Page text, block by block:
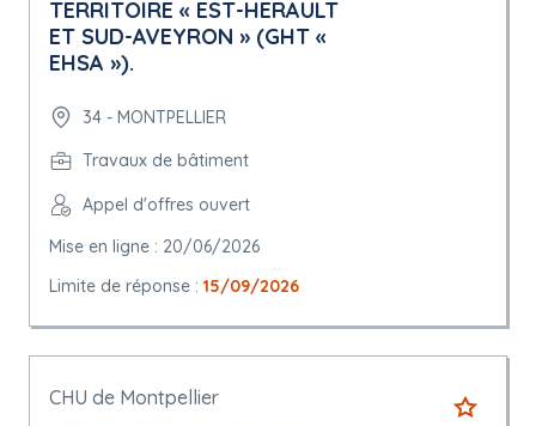
TERRITOIRE « EST-HERAULT
ET SUD-AVEYRON » (GHT «
EHSA »).
34 - MONTPELLIER
Travaux de bâtiment
Appel d'offres ouvert
Mise en ligne : 20/06/2026
Limite de réponse : 15/09/2026
CHU de Montpellier